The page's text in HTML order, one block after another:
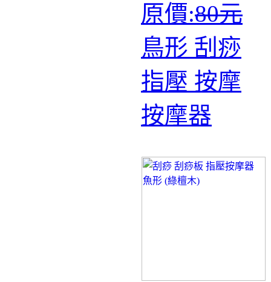
原價:80元
鳥形 刮痧
指壓 按摩
按摩器